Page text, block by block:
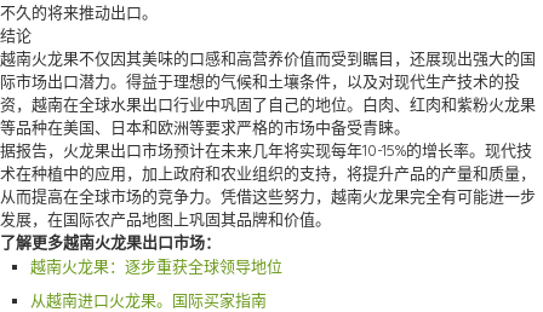
不久的将来推动出口。
结论
越南火龙果不仅因其美味的口感和高营养价值而受到瞩目，还展现出强大的国
际市场出口潜力。得益于理想的气候和土壤条件，以及对现代生产技术的投
资，越南在全球水果出口行业中巩固了自己的地位。白肉、红肉和紫粉火龙果
等品种在美国、日本和欧洲等要求严格的市场中备受青睐。
据报告，火龙果出口市场预计在未来几年将实现每年10-15%的增长率。现代技
术在种植中的应用，加上政府和农业组织的支持，将提升产品的产量和质量，
从而提高在全球市场的竞争力。凭借这些努力，越南火龙果完全有可能进一步
发展，在国际农产品地图上巩固其品牌和价值。
了解更多越南火龙果出口市场：
越南火龙果：逐步重获全球领导地位
从越南进口火龙果。国际买家指南